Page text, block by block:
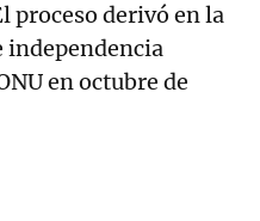
proceso derivó en la
independencia
en octubre de